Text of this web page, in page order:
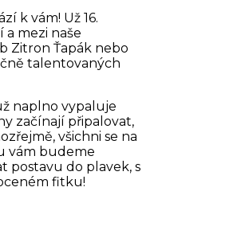
k vám! Už 16.
a mezi naše
Zitron Ťapák nebo
talentovaných
naplno vypaluje
začínají připalovat,
všichni se na
vám budeme
postavu do plavek, s
fitku!